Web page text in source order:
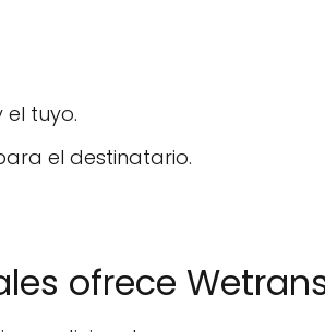
tuyo.
el destinatario.
ofrece